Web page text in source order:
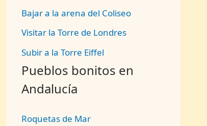
Bajar a la arena del Coliseo
Visitar la Torre de Londres
Subir a la Torre Eiffel
Pueblos bonitos en
Andalucía
Roquetas de Mar